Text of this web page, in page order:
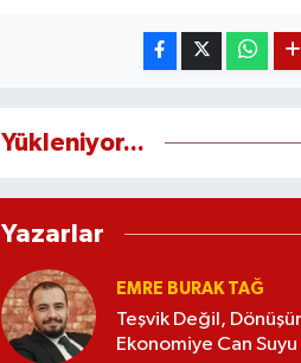
Yükleniyor...
Yazarlar
EMRE BURAK TAĞ
Teşvik Değil,
Ekonomiye Can Suyu